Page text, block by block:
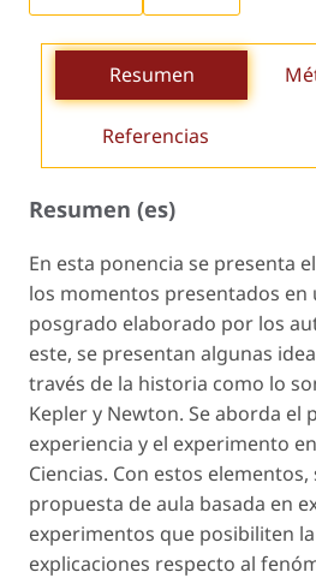
Resumen
Referencias
Resumen (es)
En esta ponencia se presenta
los momentos presentados en
posgrado elaborado por los
este, se presentan algunas
través de la historia como lo
Kepler y Newton. Se aborda el
experiencia y el experimento
Ciencias. Con estos
propuesta de aula basada en
experimentos que posibiliten
explicaciones respecto al